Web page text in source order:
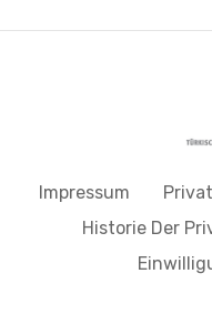
Impressum
Historie Der